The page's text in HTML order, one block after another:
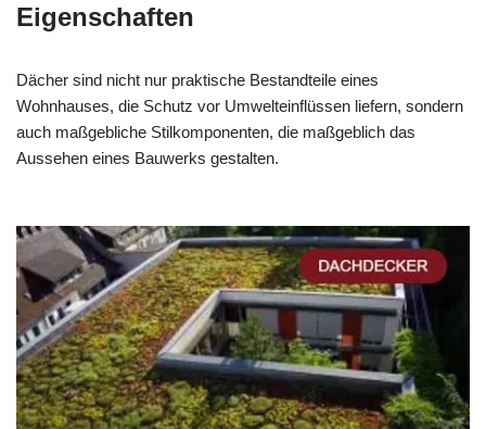
Eigenschaften
Dächer sind nicht nur praktische Bestandteile eines
Wohnhauses, die Schutz vor Umwelteinflüssen liefern, sondern
auch maßgebliche Stilkomponenten, die maßgeblich das
Aussehen eines Bauwerks gestalten.